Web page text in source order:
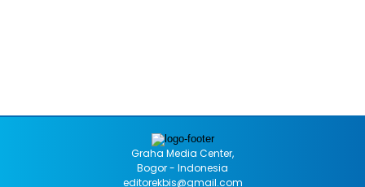
Graha Media Center,
Bogor - Indonesia
editorekbis@gmail.com